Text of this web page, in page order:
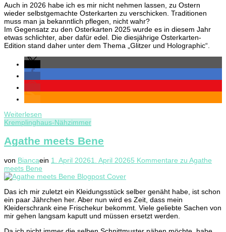
Auch in 2026 habe ich es mir nicht nehmen lassen, zu Ostern
wieder selbstgemachte Osterkarten zu verschicken. Traditionen
muss man ja bekanntlich pflegen, nicht wahr?
Im Gegensatz zu den Osterkarten 2025 wurde es in diesem Jahr
etwas schlichter, aber dafür edel. Die diesjährige Osterkarten-
Edition stand daher unter dem Thema „Glitzer und Holographic“.
Weiterlesen
Kremplinghaus-Nähzimmer
Agathe meets Bene
von Biancaein 1. April 20261. April 20265 Kommentare zu Agathe
meets Bene
Das ich mir zuletzt ein Kleidungsstück selber genäht habe, ist schon
ein paar Jährchen her. Aber nun wird es Zeit, dass mein
Kleiderschrank eine Frischekur bekommt. Viele geliebte Sachen von
mir gehen langsam kaputt und müssen ersetzt werden.